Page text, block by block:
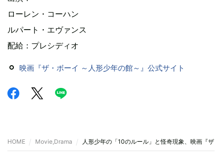
ローレン・コーハン
ルパート・エヴァンス
配給：プレシディオ
映画『ザ・ボーイ ～人形少年の館～』公式サイト
HOME Movie,Drama 人形少年の「10のルール」と怪奇現象、映画『ザ